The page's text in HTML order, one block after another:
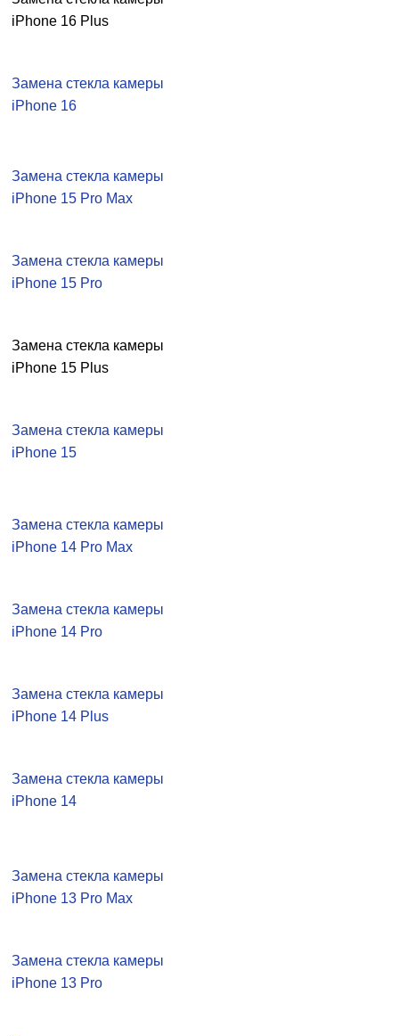
iPhone 16 Plus
Замена стекла камеры
iPhone 16
Замена стекла камеры
iPhone 15 Pro Max
Замена стекла камеры
iPhone 15 Pro
Замена стекла камеры
iPhone 15 Plus
Замена стекла камеры
iPhone 15
Замена стекла камеры
iPhone 14 Pro Max
Замена стекла камеры
iPhone 14 Pro
Замена стекла камеры
iPhone 14 Plus
Замена стекла камеры
iPhone 14
Замена стекла камеры
iPhone 13 Pro Max
Замена стекла камеры
iPhone 13 Pro